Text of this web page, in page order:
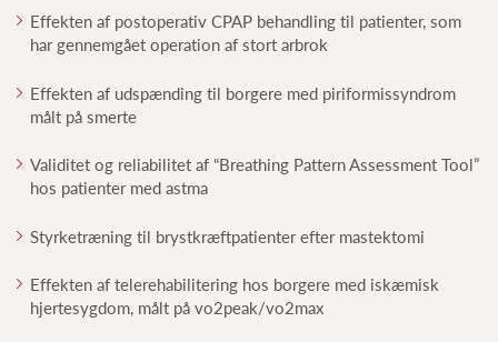
Effekten af postoperativ CPAP behandling til patienter, som
har gennemgået operation af stort arbrok
Effekten af udspænding til borgere med piriformissyndrom
målt på smerte
Validitet og reliabilitet af “Breathing Pattern Assessment Tool”
hos patienter med astma
Styrketræning til brystkræftpatienter efter mastektomi
Effekten af telerehabilitering hos borgere med iskæmisk
hjertesygdom, målt på vo2peak/vo2max